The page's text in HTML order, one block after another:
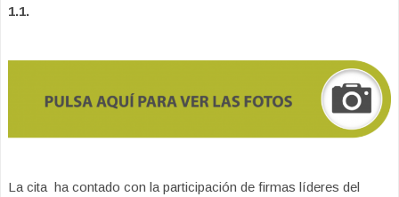
1.1.
La cita ha contado con la participación de firmas líderes del